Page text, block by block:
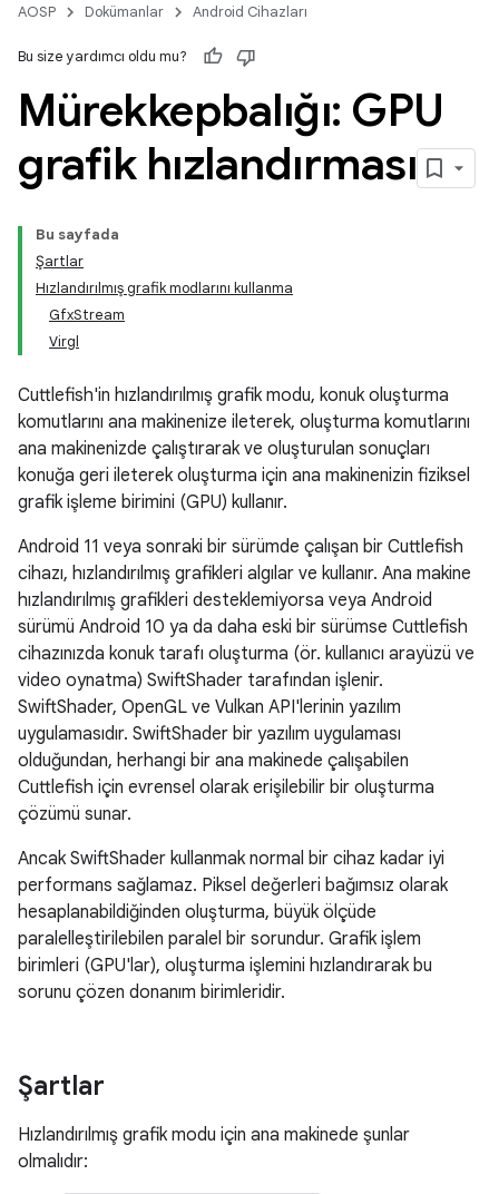
AOSP Dokümanlar Android Cihazları
Bu size yardımcı oldu mu?
Mürekkepbalığı: GPU
grafik hızlandırması
Bu sayfada
Şartlar
Hızlandırılmış grafik modlarını kullanma
GfxStream
Virgl
Cuttlefish'in hızlandırılmış grafik modu, konuk oluşturma
komutlarını ana makinenize ileterek, oluşturma komutlarını
ana makinenizde çalıştırarak ve oluşturulan sonuçları
konuğa geri ileterek oluşturma için ana makinenizin fiziksel
grafik işleme birimini (GPU) kullanır.
Android 11 veya sonraki bir sürümde çalışan bir Cuttlefish
cihazı, hızlandırılmış grafikleri algılar ve kullanır. Ana makine
hızlandırılmış grafikleri desteklemiyorsa veya Android
sürümü Android 10 ya da daha eski bir sürümse Cuttlefish
cihazınızda konuk tarafı oluşturma (ör. kullanıcı arayüzü ve
video oynatma) SwiftShader tarafından işlenir.
SwiftShader, OpenGL ve Vulkan API'lerinin yazılım
uygulamasıdır. SwiftShader bir yazılım uygulaması
olduğundan, herhangi bir ana makinede çalışabilen
Cuttlefish için evrensel olarak erişilebilir bir oluşturma
çözümü sunar.
Ancak SwiftShader kullanmak normal bir cihaz kadar iyi
performans sağlamaz. Piksel değerleri bağımsız olarak
hesaplanabildiğinden oluşturma, büyük ölçüde
paralelleştirilebilen paralel bir sorundur. Grafik işlem
birimleri (GPU'lar), oluşturma işlemini hızlandırarak bu
sorunu çözen donanım birimleridir.
Şartlar
Hızlandırılmış grafik modu için ana makinede şunlar
olmalıdır: